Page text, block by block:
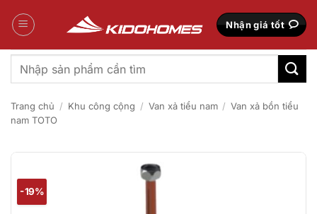
qua
Nhận giá tốt
Tìm
kiếm:
Trang chủ / Khu công cộng / Van xả tiểu nam / Van xả bồn tiểu
nam TOTO
-19%